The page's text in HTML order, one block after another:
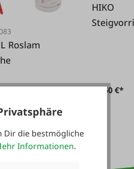
HIKO
14,50 €*
Dir die bestmögliche
Informationen.